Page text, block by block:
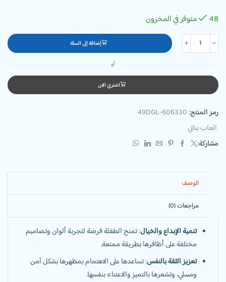
48 متوفر في المخزون
إضافة إلى السلة
أو
اشتري الان
رمز المنتج:49DGL-606330
العاب بناتي
مشاركة:
الوصف
مراجعات (0)
تنمية الإبداع والخيال: تمنح الطفلة فرصة لتجربة ألوان وتصاميم
مختلفة على أظافرها بطريقة ممتعة.
تعزيز الثقة بالنفس: تساعدها على الاهتمام بمظهرها بشكل آمن
ومسلي، وتشعرها بالتميز والاعتناء بنفسها.